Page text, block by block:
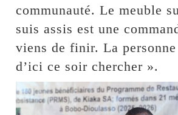
communauté. Le meuble
suis assis est une
viens de finir. La
d’ici ce soir chercher ».